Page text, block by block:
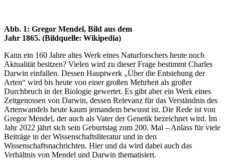
Abb. 1: Gregor Mendel, Bild aus dem
Jahr 1865. (Bildquelle: Wikipedia)
Kann ein 160 Jahre altes Werk eines Naturforschers heute noch
Aktualität besitzen? Vielen wird zu dieser Frage bestimmt Charles
Darwin einfallen. Dessen Hauptwerk „Über die Entstehung der
Arten“ wird bis heute von einer großen Mehrheit als großer
Durchbruch in der Biologie gewertet. Es gibt aber ein Werk eines
Zeitgenossen von Darwin, dessen Relevanz für das Verständnis des
Artenwandels heute kaum jemandem bewusst ist. Die Rede ist von
Gregor Mendel, der auch als Vater der Genetik bezeichnet wird. Im
Jahr 2022 jährt sich sein Geburtstag zum 200. Mal – Anlass für viele
Beiträge in der Wissenschaftsliteratur und in den
Wissenschaftsnachrichten. Hier und da wird dabei auch das
Verhältnis von Mendel und Darwin thematisiert.